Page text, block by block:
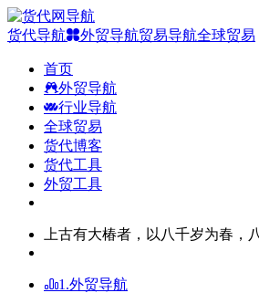
货代导航 外贸导航贸易导航全球贸易
首页
外贸导航
行业导航
全球贸易
货代博客
货代工具
外贸工具
上古有大椿者，以八千岁为春，
1.外贸导航